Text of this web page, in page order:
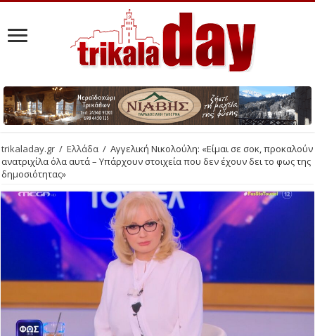
trikaladay.gr / Ελλάδα / Αγγελική Νικολούλη: «Είμαι σε σοκ, προκαλούν
ανατριχίλα όλα αυτά – Υπάρχουν στοιχεία που δεν έχουν δει το φως της
δημοσιότητας»